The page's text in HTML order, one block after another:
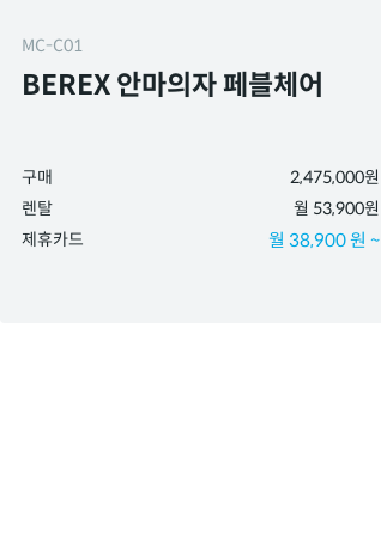
MC-C01
BEREX 안마의자 페블체어
구매
2,475,000원
렌탈
월 53,900원
제휴카드
월 38,900 원 ~